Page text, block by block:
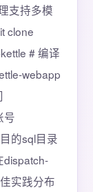
支持多模
clone
# 编译
webapp
号
的sql目录
dispatch-
实践分布